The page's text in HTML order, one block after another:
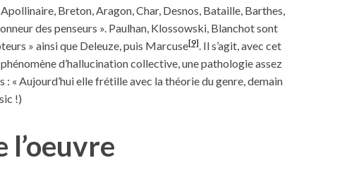
Breton, Aragon, Char, Desnos, Bataille, Barthes,
des penseurs ». Paulhan, Klossowski, Blanchot sont
» ainsi que Deleuze, puis Marcuse[9] . Il s’agit, avec cet
d’hallucination collective, une pathologie assez
« Aujourd’hui elle frétille avec la théorie du genre, demain
!)
l’oeuvre